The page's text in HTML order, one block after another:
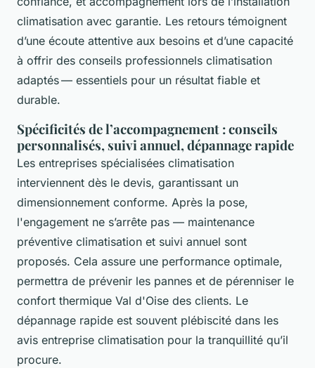
climatisation avec garantie. Les retours témoignent
d’une écoute attentive aux besoins et d’une capacité
à offrir des conseils professionnels climatisation
adaptés — essentiels pour un résultat fiable et
durable.
Spécificités de l’accompagnement : conseils
personnalisés, suivi annuel, dépannage rapide
Les entreprises spécialisées climatisation
interviennent dès le devis, garantissant un
dimensionnement conforme. Après la pose,
l'engagement ne s’arrête pas — maintenance
préventive climatisation et suivi annuel sont
proposés. Cela assure une performance optimale,
permettra de prévenir les pannes et de pérenniser le
confort thermique Val d'Oise des clients. Le
dépannage rapide est souvent plébiscité dans les
avis entreprise climatisation pour la tranquillité qu’il
procure.